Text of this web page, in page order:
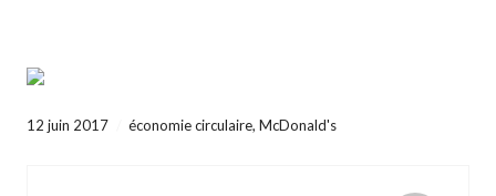
12 juin 2017 économie circulaire, McDonald's